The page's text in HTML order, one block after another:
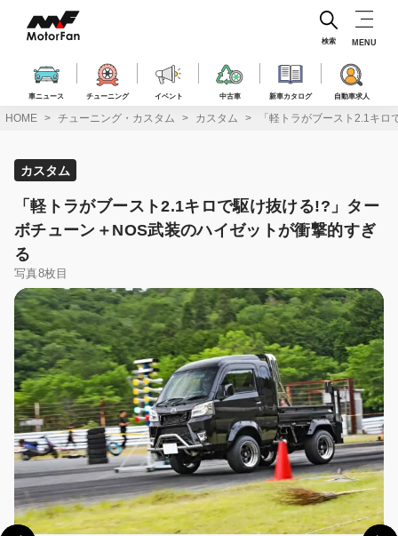
ス
車ニュース チューニング イベント 中古車 新車カタログ 自動車求人
検索 MENU
HOME チューニング・カスタム カスタム 「軽トラがブースト2.1キ
カスタム
「軽トラがブースト2.1キロで駆け抜ける!?」ター
ボチューン＋NOS武装のハイゼットが衝撃的すぎ
る
写真8枚目